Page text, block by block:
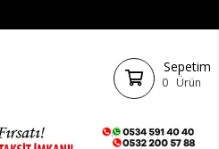
Sepetim
0 Ürün